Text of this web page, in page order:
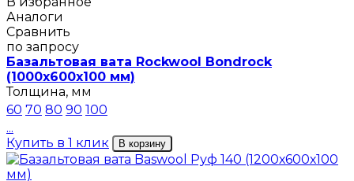
Аналоги
Сравнить
по запросу
Базальтовая вата Rockwool Bondrock
(1000х600х100 мм)
Толщина, мм
60 70 80 90 100
...
Купить в 1 клик
В корзину